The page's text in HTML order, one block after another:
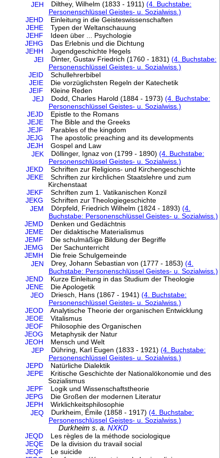
JEH Dilthey, Wilhelm (1833 - 1911) (4. Buchstabe:
Personenschlüssel Geistes- u. Sozialwiss.)
JEHD
Einleitung in die Geisteswissenschaften
JEHE
Typen der Weltanschauung
JEHF
Ideen über ... Psychologie
JEHG
Das Erlebnis und die Dichtung
JEHH
Jugendgeschichte Hegels
JEI Dinter, Gustav Friedrich (1760 - 1831) (4. Buchstabe:
Personenschlüssel Geistes- u. Sozialwiss.)
JEID
Schullehrerbibel
JEIE
Die vorzüglichsten Regeln der Katechetik
JEIF
Kleine Reden
JEJ Dodd, Charles Harold (1884 - 1973) (4. Buchstabe:
Personenschlüssel Geistes- u. Sozialwiss.)
JEJD
Epistle to the Romans
JEJE
The Bible and the Greeks
JEJF
Parables of the kingdom
JEJG
The apostolic preaching and its developments
JEJH
Gospel and Law
JEK Döllinger, Ignaz von (1799 - 1890) (4. Buchstabe:
Personenschlüssel Geistes- u. Sozialwiss.)
JEKD
Schriften zur Religions- und Kirchengeschichte
JEKE
Schriften zur kirchlichen Staatslehre und zum
Kirchenstaat
JEKF
Schriften zum 1. Vatikanischen Konzil
JEKG
Schriften zur Theologiegeschichte
JEM Dörpfeld, Friedrich Wilhelm (1824 - 1893) (4.
Buchstabe: Personenschlüssel Geistes- u. Sozialwiss.)
JEMD
Denken und Gedächtnis
JEME
Der didaktische Materialismus
JEMF
Die schulmäßige Bildung der Begriffe
JEMG
Der Sachunterricht
JEMH
Die freie Schulgemeinde
JEN Drey, Johann Sebastian von (1777 - 1853) (4.
Buchstabe: Personenschlüssel Geistes- u. Sozialwiss.)
JEND
Kurze Einleitung in das Studium der Theologie
JENE
Die Apologetik
JEO Driesch, Hans (1867 - 1941) (4. Buchstabe:
Personenschlüssel Geistes- u. Sozialwiss.)
JEOD
Analytische Theorie der organischen Entwicklung
JEOE
Vitalismus
JEOF
Philosophie des Organischen
JEOG
Metaphysik der Natur
JEOH
Mensch und Welt
JEP Dühring, Karl Eugen (1833 - 1921) (4. Buchstabe:
Personenschlüssel Geistes- u. Sozialwiss.)
JEPD
Natürliche Dialektik
JEPE
Kritische Geschichte der Nationalökonomie und des
Sozialismus
JEPF
Logik und Wissenschaftstheorie
JEPG
Die Großen der modernen Literatur
JEPH
Wirklichkeitsphilosophie
JEQ Durkheim, Émile (1858 - 1917) (4. Buchstabe:
Personenschlüssel Geistes- u. Sozialwiss.)
Durkheim s. a. NXKD
JEQD
Les règles de la méthode sociologique
JEQE
De la division du travail social
JEQF
Le suicide